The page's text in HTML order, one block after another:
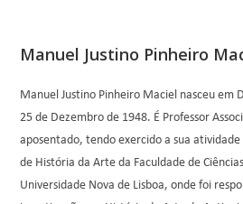
Manuel Justino Pinheiro
Manuel Justino Pinheiro Maciel nasceu em
25 de Dezembro de 1948. É Professor
aposentado, tendo exercido a sua
de História da Arte da Faculdade de
Universidade Nova de Lisboa, onde foi